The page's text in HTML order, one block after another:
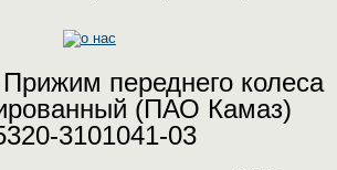
переднего колеса
(ПАО Камаз)
3101041-03